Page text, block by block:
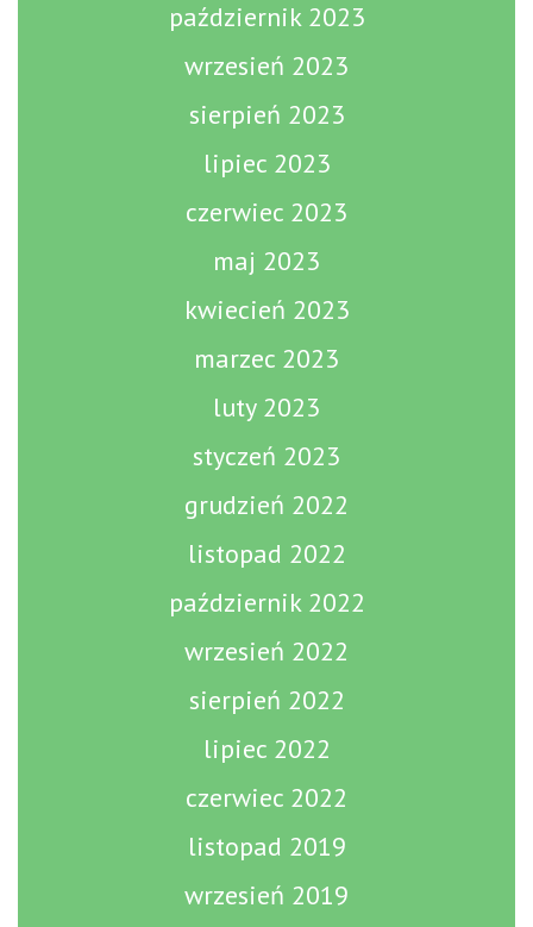
październik 2023
wrzesień 2023
sierpień 2023
lipiec 2023
czerwiec 2023
maj 2023
kwiecień 2023
marzec 2023
luty 2023
styczeń 2023
grudzień 2022
listopad 2022
październik 2022
wrzesień 2022
sierpień 2022
lipiec 2022
czerwiec 2022
listopad 2019
wrzesień 2019